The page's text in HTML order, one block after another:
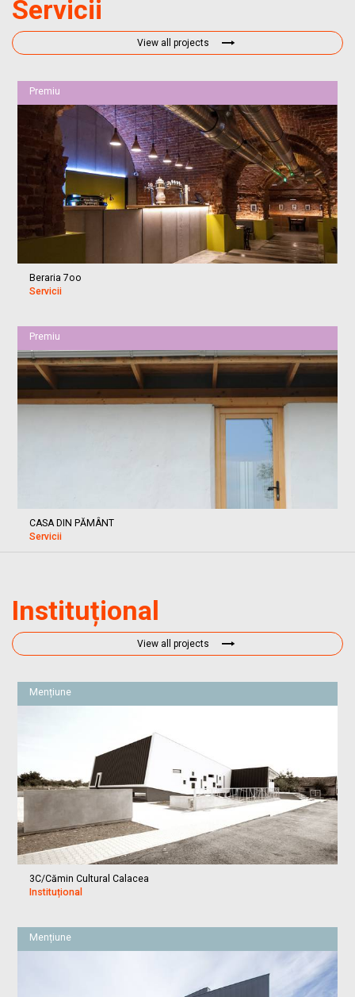
Servicii
View all projects
Premiu
Beraria 7oo
Servicii
Premiu
CASA DIN PĂMÂNT
Servicii
Instituțional
View all projects
Mențiune
3C/Cămin Cultural Calacea
Instituțional
Mențiune